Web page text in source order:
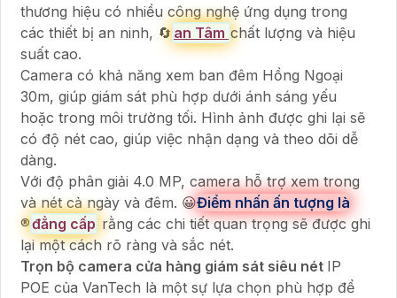
thương hiệu có nhiều công nghệ ứng dụng trong
các thiết bị an ninh, 🔄 an Tâm chất lượng và hiệu
suất cao.
Camera có khả năng xem ban đêm Hồng Ngoại
30m, giúp giám sát phù hợp dưới ánh sáng yếu
hoặc trong môi trường tối. Hình ảnh được ghi lại sẽ
có độ nét cao, giúp việc nhận dạng và theo dõi dễ
dàng.
Với độ phân giải 4.0 MP, camera hỗ trợ xem trong
và nét cả ngày và đêm. 😀Điểm nhấn ấn tượng là
®️đẳng cấp rằng các chi tiết quan trọng sẽ được ghi
lại một cách rõ ràng và sắc nét.
Trọn bộ camera cửa hàng giám sát siêu nét IP
POE của VanTech là một sự lựa chọn phù hợp để